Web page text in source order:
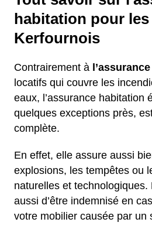
habitation pour
Kerfournois
Contrairement à l’assurance
locatifs qui couvre les
eaux, l’assurance habitation
quelques exceptions près,
complète.
En effet, elle assure aussi
explosions, les tempêtes ou
naturelles et technologiques.
aussi d’être indemnisé en
votre mobilier causée par un